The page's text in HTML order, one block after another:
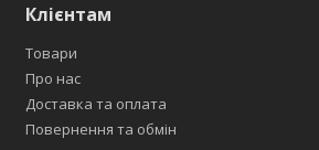
Клієнтам
Товари
Про нас
Доставка та оплата
Повернення та обмін